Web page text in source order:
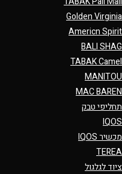
Golden Virginia
Americn Spirit
BALI SHAG
TABAK Camel
MANITOU
MAC BAREN
תחליפי טבק
IQOS
מכשיר IQOS
TEREA
ציוד לגלגול